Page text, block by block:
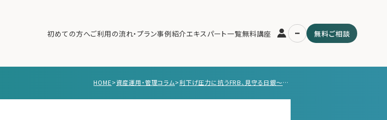
初めての方へご利用の流れ・プラン事例紹介エキスパート一覧無料講座 無料ご相談
HOME>資産運用・管理コラム> 利下げ圧力に抗うFRB、見守る日銀～交錯する政策が市場を揺らす